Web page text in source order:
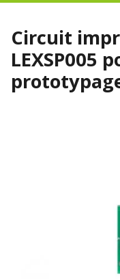
Circuit
LEXSP005